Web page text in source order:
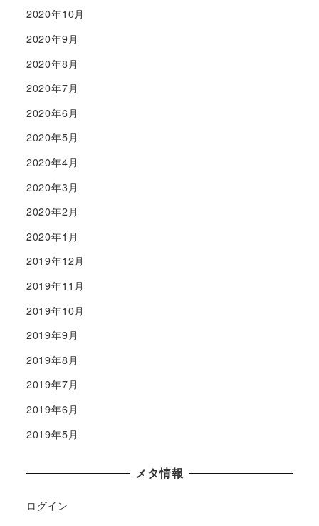
2020年10月
2020年9月
2020年8月
2020年7月
2020年6月
2020年5月
2020年4月
2020年3月
2020年2月
2020年1月
2019年12月
2019年11月
2019年10月
2019年9月
2019年8月
2019年7月
2019年6月
2019年5月
メタ情報
ログイン